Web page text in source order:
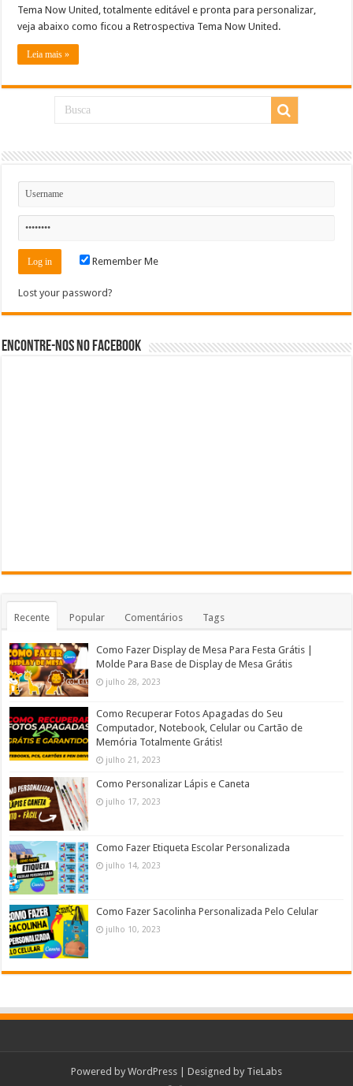
Tema Now United, totalmente editável e pronta para personalizar,
veja abaixo como ficou a Retrospectiva Tema Now United.
Leia mais »
Remember Me
Lost your password?
Encontre-nos no Facebook
Recente Popular Comentários Tags
Como Fazer Display de Mesa Para Festa Grátis |
Molde Para Base de Display de Mesa Grátis
julho 28, 2023
Como Recuperar Fotos Apagadas do Seu
Computador, Notebook, Celular ou Cartão de
Memória Totalmente Grátis!
julho 21, 2023
Como Personalizar Lápis e Caneta
julho 17, 2023
Como Fazer Etiqueta Escolar Personalizada
julho 14, 2023
Como Fazer Sacolinha Personalizada Pelo Celular
julho 10, 2023
Powered by WordPress | Designed by TieLabs